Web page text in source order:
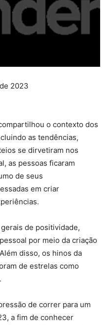
2023
o contexto dos
as tendências,
se dirvetiram nos
as pessoas ficaram
de seus
em criar
de positividade,
por meio da criação
disso, os hinos da
de estrelas como
de correr para um
a fim de conhecer